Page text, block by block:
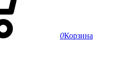
0Корзина